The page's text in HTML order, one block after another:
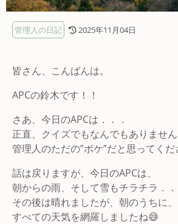
管理人の日記 2025年11月04日
皆さん、こんばんは。
APCの鈴木です！！
さあ、今日のAPCは．．．
正直、クイズでもなんでもありません
管理人のただの”ボケ”だと思ってくだ
話は戻りますが、今日のAPCは、
朝からの雨、そして雪もチラチラ．．
その後は晴れましたが、朝のうちに、
すべての天気を網羅しましたね😅